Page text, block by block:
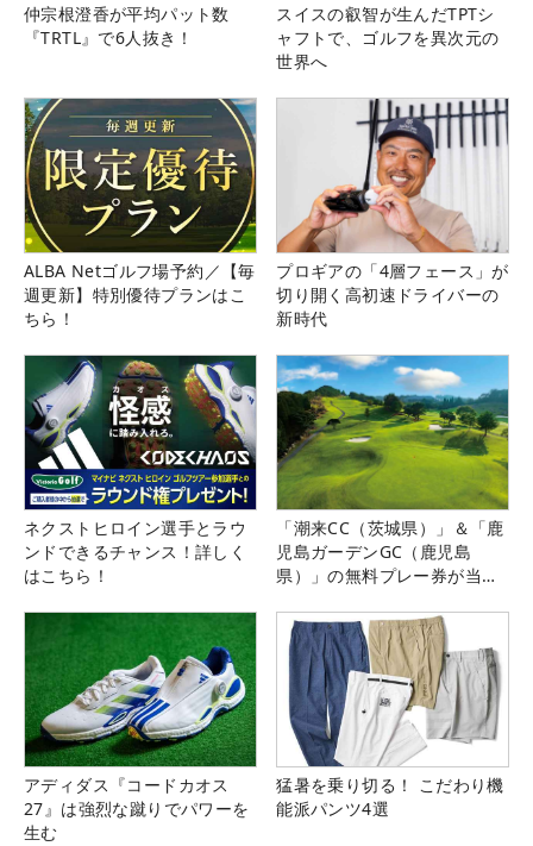
仲宗根澄香が平均パット数
『TRTL』で6人抜き！
スイスの叡智が生んだTPTシ
ャフトで、ゴルフを異次元の
世界へ
ALBA Netゴルフ場予約／【毎
週更新】特別優待プランはこ
ちら！
プロギアの「4層フェース」が
切り開く高初速ドライバーの
新時代
ネクストヒロイン選手とラウ
ンドできるチャンス！詳しく
はこちら！
「潮来CC（茨城県）」＆「鹿
児島ガーデンGC（鹿児島
県）」の無料プレー券が当た
アディダス『コードカオス
27』は強烈な蹴りでパワーを
生む
猛暑を乗り切る！ こだわり機
能派パンツ4選